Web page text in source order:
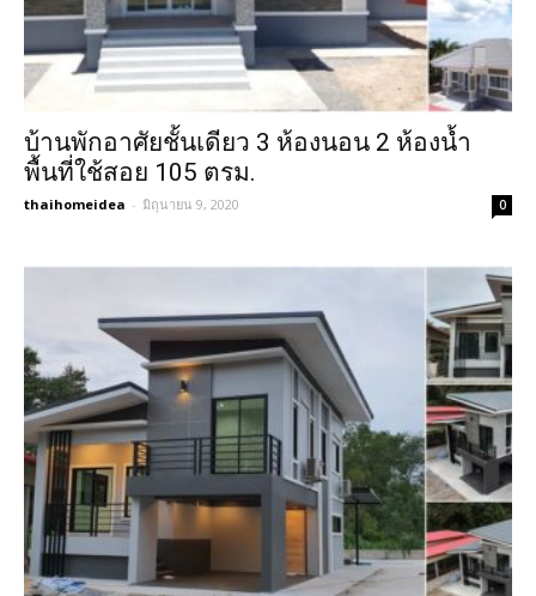
บ้านพักอาศัยชั้นเดียว 3 ห้องนอน 2 ห้องน้ำ
พื้นที่ใช้สอย 105 ตรม.
thaihomeidea - มิถุนายน 9, 2020 0